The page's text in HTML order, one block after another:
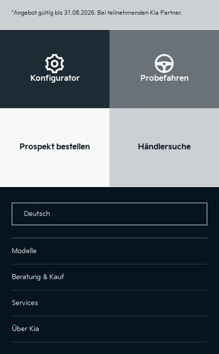
*Angebot gültig bis 31.08.2026. Bei teilnehmenden Kia Partner.
Konfigurator Probefahren
Prospekt bestellen Händlersuche
Deutsch
Modelle
Beratung & Kauf
Services
Über Kia